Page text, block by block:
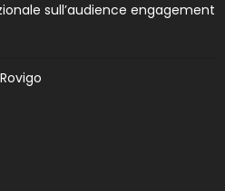
sull’audience engagement